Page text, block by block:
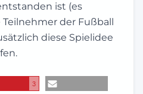
ist (es
der Fußball
diese Spielidee
3